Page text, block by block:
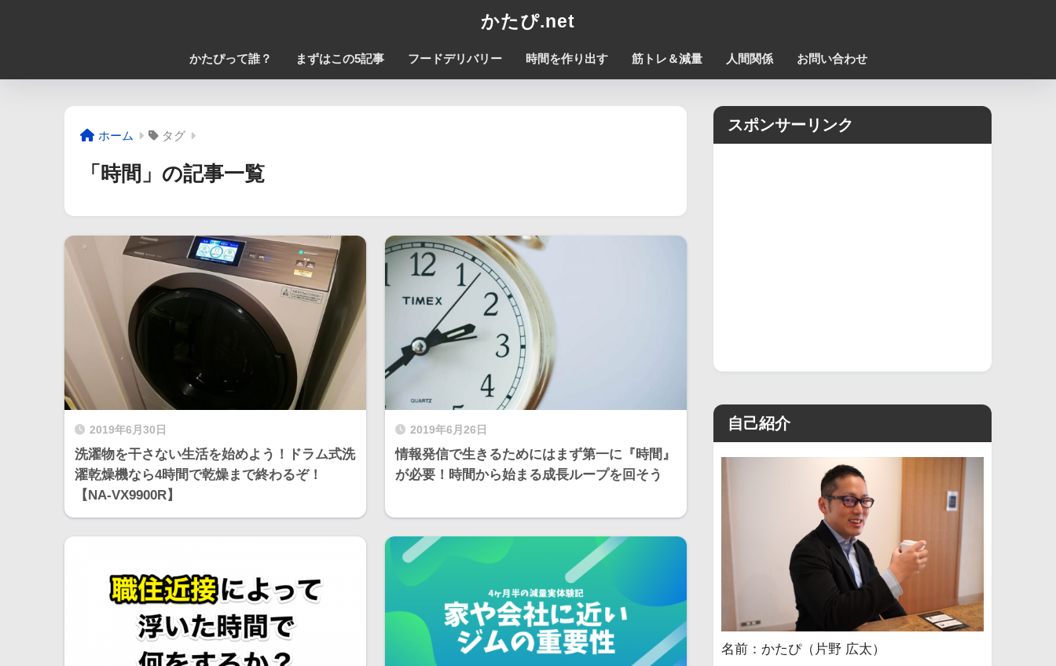
かたぴ.net
かたぴって誰？ まずはこの5記事 フードデリバリー 時間を作り出す 筋トレ＆減量 人間関係 お問い合わせ
ホーム タグ
「時間」の記事一覧
2019年6月30日
洗濯物を干さない生活を始めよう！ドラム式洗
濯乾燥機なら4時間で乾燥まで終わるぞ！
【NA-VX9900R】
2019年6月26日
情報発信で生きるためにはまず第一に『時間』
が必要！時間から始まる成長ループを回そう
スポンサーリンク
自己紹介
名前：かたぴ（片野 広太）